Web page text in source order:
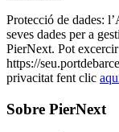
Protecció de dades:
seves dades per a
PierNext. Pot
https://
privacitat fent clic
Sobre PierNext